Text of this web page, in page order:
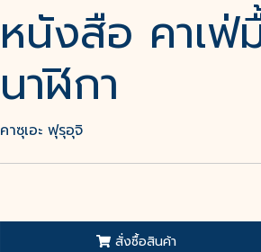
หนังสือ คาเฟ่
นาฬิกา
คาซุเอะ ฟุรุอุจิ
สั่งซื้อสินค้า